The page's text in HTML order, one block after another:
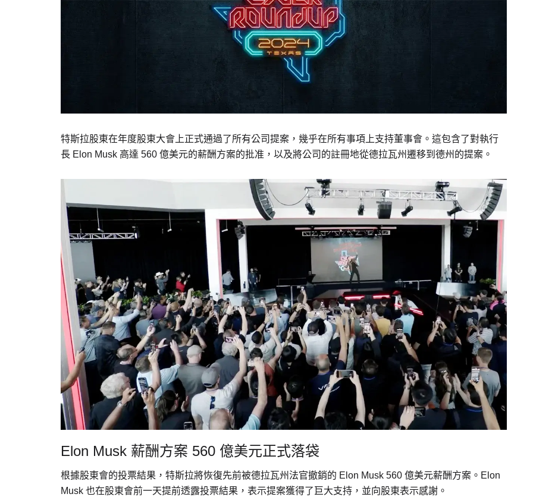
特斯拉股東在年度股東大會上正式通過了所有公司提案，幾乎在所有事項上支持董事會。這包含了對執行
長 Elon Musk 高達 560 億美元的薪酬方案的批准，以及將公司的註冊地從德拉瓦州遷移到德州的提案。
Elon Musk 薪酬方案 560 億美元正式落袋
根據股東會的投票結果，特斯拉將恢復先前被德拉瓦州法官撤銷的 Elon Musk 560 億美元薪酬方案。Elon
Musk 也在股東會前一天提前透露投票結果，表示提案獲得了巨大支持，並向股東表示感謝。